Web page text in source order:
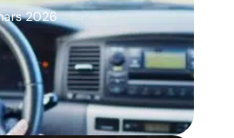
2026